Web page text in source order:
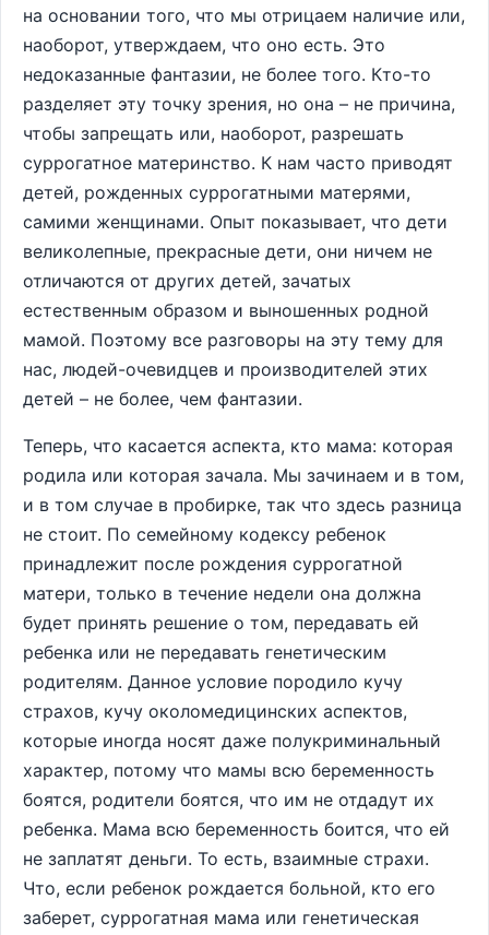
на основании того, что мы отрицаем наличие или,
наоборот, утверждаем, что оно есть. Это
недоказанные фантазии, не более того. Кто-то
разделяет эту точку зрения, но она – не причина,
чтобы запрещать или, наоборот, разрешать
суррогатное материнство. К нам часто приводят
детей, рожденных суррогатными матерями,
самими женщинами. Опыт показывает, что дети
великолепные, прекрасные дети, они ничем не
отличаются от других детей, зачатых
естественным образом и выношенных родной
мамой. Поэтому все разговоры на эту тему для
нас, людей-очевидцев и производителей этих
детей – не более, чем фантазии.
Теперь, что касается аспекта, кто мама: которая
родила или которая зачала. Мы зачинаем и в том,
и в том случае в пробирке, так что здесь разница
не стоит. По семейному кодексу ребенок
принадлежит после рождения суррогатной
матери, только в течение недели она должна
будет принять решение о том, передавать ей
ребенка или не передавать генетическим
родителям. Данное условие породило кучу
страхов, кучу околомедицинских аспектов,
которые иногда носят даже полукриминальный
характер, потому что мамы всю беременность
боятся, родители боятся, что им не отдадут их
ребенка. Мама всю беременность боится, что ей
не заплатят деньги. То есть, взаимные страхи.
Что, если ребенок рождается больной, кто его
заберет, суррогатная мама или генетическая